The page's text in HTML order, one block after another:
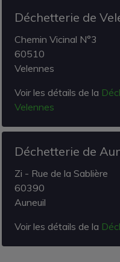
Déchetterie de
Chemin Vicinal N°3
60510
Velennes
Voir les détails de la
Velennes
Déchetterie de
Zi - Rue de la Sablière
60390
Auneuil
Voir les détails de la